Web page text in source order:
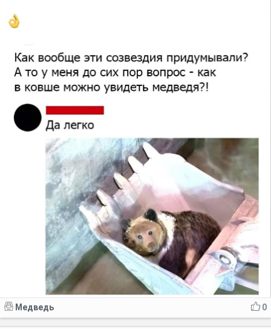
0
Медведь